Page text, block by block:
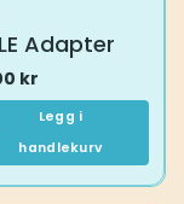
Adapter
kr
Legg i
handlekurv